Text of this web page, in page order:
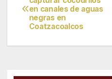
de
en canales de aguas
negras en
Coatzacoalcos